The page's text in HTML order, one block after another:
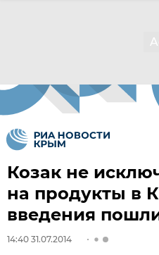
Козак не
на продукты в
введения
14:40 31.07.2014